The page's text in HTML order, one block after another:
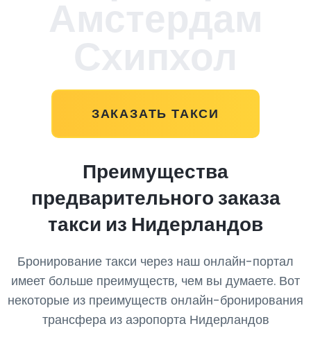
ЗАКАЗАТЬ ТАКСИ
Преимущества
предварительного заказа
такси из Нидерландов
Бронирование такси через наш онлайн-портал
имеет больше преимуществ, чем вы думаете. Вот
некоторые из преимуществ онлайн-бронирования
трансфера из аэропорта Нидерландов